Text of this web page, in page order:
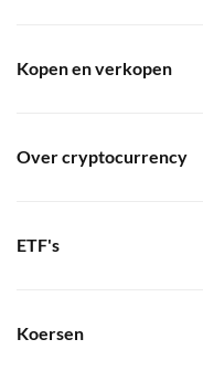
Kopen en verkopen
Over cryptocurrency
ETF's
Koersen